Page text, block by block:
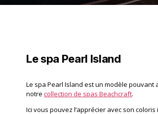
Le spa Pearl Island
Le spa Pearl Island est un modèle pouvant
notre collection de spas Beachcraft.
Ici vous pouvez l’apprécier avec son